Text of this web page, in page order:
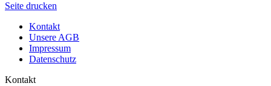
Seite drucken
Kontakt
Unsere AGB
Impressum
Datenschutz
Kontakt